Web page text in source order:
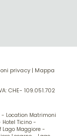
privacy | Mappa
CHE- 109.051.702
- Location Matrimoni
Hotel Ticino -
Lago Maggiore-